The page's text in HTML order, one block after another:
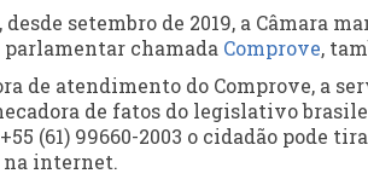
desde setembro de 2019, a Câmara
chamada Comprove,
de atendimento do Comprove, a
de fatos do legislativo
(61) 99660-2003 o cidadão pode
internet.